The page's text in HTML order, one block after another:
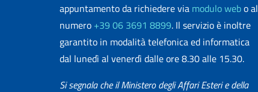
appuntamento da richiedere via modulo webo al
numero +39 06 3691 8899. Il servizio è inoltre
garantito in modalità telefonica ed informatica
dal lunedì al venerdì dalle ore 8.30 alle 15.30.
Si segnala che il Ministero degli Affari Esteri e della